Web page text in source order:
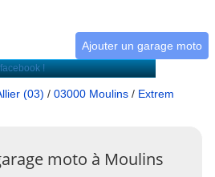
Ajouter un garage moto
(03) / 03000 Moulins / Extrem
moto à Moulins